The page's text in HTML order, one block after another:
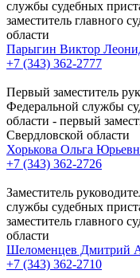
службы судебных
заместитель главного
области
Парыгин Виктор
+7 (343) 362-2777
Первый заместитель
Федеральной службы
области - первый
Свердловской области
Хорькова Ольга
+7 (343) 362-2726
Заместитель
службы судебных
заместитель главного
области
Шеломенцев Дмитрий
+7 (343) 362-2710